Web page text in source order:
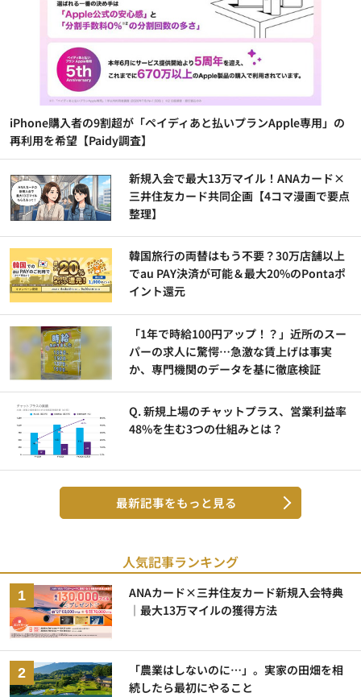
iPhone購入者の9割超が「ペイディあと払いプランApple専用」の
再利用を希望【Paidy調査】
新規入会で最大13万マイル！ANAカード×
三井住友カード共同企画【4コマ漫画で要点
整理】
韓国旅行の両替はもう不要？30万店舗以上
でau PAY決済が可能＆最大20%のPontaポ
イント還元
「1年で時給100円アップ！？」近所のスー
パーの求人に驚愕…急激な賃上げは事実
か、専門機関のデータを基に徹底検証
Q. 新規上場のチャットプラス、営業利益率
48%を生む3つの仕組みとは？
最新記事をもっと見る
人気記事ランキング
ANAカード×三井住友カード新規入会特典
｜最大13万マイルの獲得方法
「農業はしないのに…」。実家の田畑を相
続したら最初にやること